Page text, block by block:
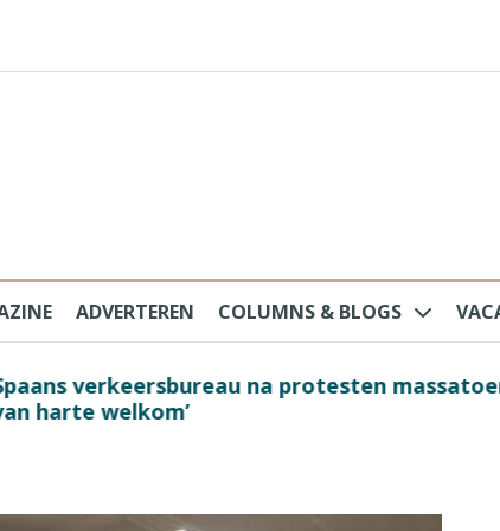
ADVERTEREN COLUMNS & BLOGS
na protesten massatoerisme: ‘Nederlandse